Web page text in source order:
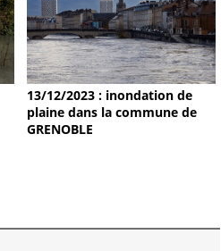
13/12/2023 : inondation de
plaine dans la commune de
GRENOBLE